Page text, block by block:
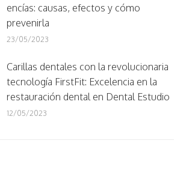
encías: causas, efectos y cómo
prevenirla
23/05/2023
Carillas dentales con la revolucionaria
tecnología FirstFit: Excelencia en la
restauración dental en Dental Estudio
12/05/2023